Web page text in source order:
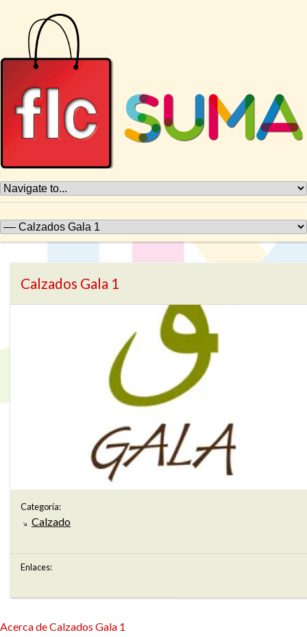
Calzados Gala 1
Categoría:
Calzado
Enlaces:
Acerca de Calzados Gala 1